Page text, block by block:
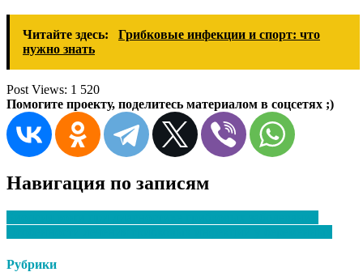
Читайте здесь:
Грибковые инфекции и спорт: что
нужно знать
Post Views: 1 520
Помогите проекту, поделитесь материалом в соцсетях ;)
Навигация по записям
Рубрики